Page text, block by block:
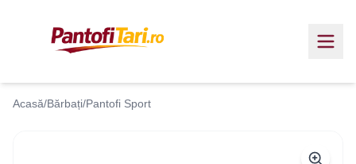
Acasă/Bărbați/Pantofi Sport